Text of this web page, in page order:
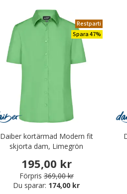
Restparti
Spara 47%
Daiber kortärmad Modern fit
skjorta dam, Limegrön
195,00 kr
Förpris 369,00 kr
Du sparar: 174,00 kr